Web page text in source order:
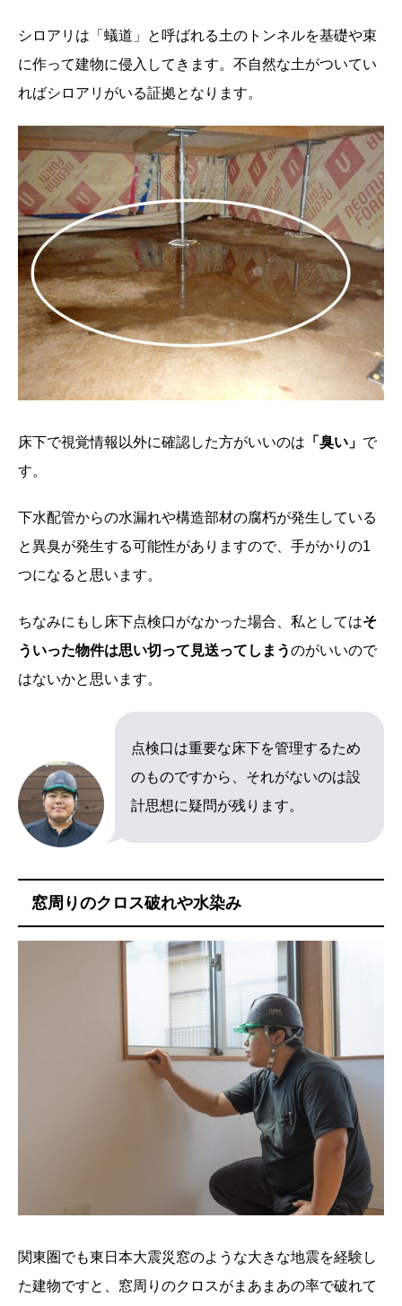
シロアリは「蟻道」と呼ばれる土のトンネルを基礎や束
に作って建物に侵入してきます。不自然な土がついてい
ればシロアリがいる証拠となります。
床下で視覚情報以外に確認した方がいいのは 「臭い」 で
す。
下水配管からの水漏れや構造部材の腐朽が発生している
と異臭が発生する可能性がありますので、手がかりの1
つになると思います。
ちなみにもし床下点検口がなかった場合、私としてはそ
ういった物件は思い切って見送ってしまうのがいいので
はないかと思います。
点検口は重要な床下を管理するため
のものですから、それがないのは設
計思想に疑問が残ります。
窓周りのクロス破れや水染み
関東圏でも東日本大震災窓のような大きな地震を経験し
た建物ですと、窓周りのクロスがまあまあの率で破れて